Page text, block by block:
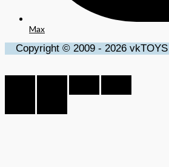
Max
Copyright © 2009 - 2026